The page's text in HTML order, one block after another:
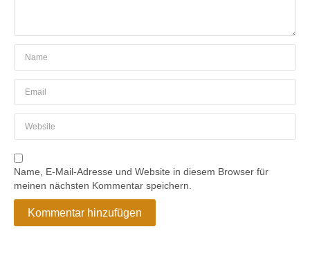
Name, E-Mail-Adresse und Website in diesem Browser für
meinen nächsten Kommentar speichern.